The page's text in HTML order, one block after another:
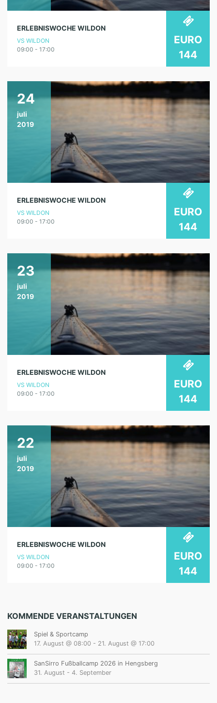
ERLEBNISWOCHE WILDON
VS WILDON
09:00 - 17:00
EURO
144
24
juli
2019
ERLEBNISWOCHE WILDON
VS WILDON
09:00 - 17:00
EURO
144
23
juli
2019
ERLEBNISWOCHE WILDON
VS WILDON
09:00 - 17:00
EURO
144
22
juli
2019
ERLEBNISWOCHE WILDON
VS WILDON
09:00 - 17:00
EURO
144
KOMMENDE VERANSTALTUNGEN
Spiel & Sportcamp
17. August @ 08:00 - 21. August @ 17:00
SanSirro Fußballcamp 2026 in Hengsberg
31. August - 4. September